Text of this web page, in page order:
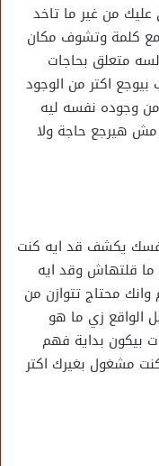
من غير ما تاخد
كلمة وتشوف مكان
متعلق بحاجات
اكتر من الوجود
وجوده نفسه ليه
مش هيرجع حاجة ولا
يكشف قد ايه كنت
قلتهاش وقد ايه
محتاج تتوازن من
الواقع زي ما هو
بيكون بداية فهم
مشغول بغيرك اكتر